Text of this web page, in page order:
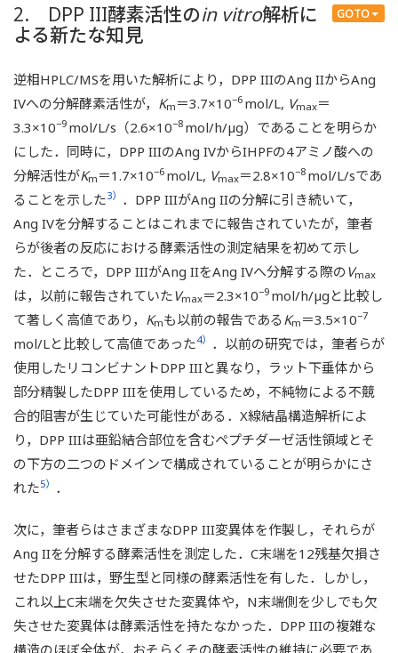
ジオテンシンIVのN末端側2残基の部位を切断し，アンジオ
テンシンIVおよび4残基ペプチドIHPFをそれぞれ生成する
が，アンジオテンシンIおよびIVには昇圧作用はほとんどな
い．
GOTO
2. DPP III酵素活性のin vitro解析に
よる新たな知見
逆相HPLC/MSを用いた解析により，DPP IIIのAng IIからAng
IVへの分解酵素活性が， Km ＝3.7×10−6 mol/L, Vmax＝
3.3×10−9 mol/L/s（2.6×10−8 mol/h/µg）であることを明らか
にした．同時に，DPP IIIのAng IVからIHPFの4アミノ酸への
分解活性がKm ＝1.7×10−6 mol/L, Vmax＝2.8×10−8 mol/L/sであ
ることを示した3） ．DPP IIIがAng IIの分解に引き続いて，
Ang IVを分解することはこれまでに報告されていたが，筆者
らが後者の反応における酵素活性の測定結果を初めて示し
た．ところで，DPP IIIがAng IIをAng IVへ分解する際のVmax
は，以前に報告されていたVmax＝2.3×10−9 mol/h/µgと比較し
て著しく高値であり， Kmも以前の報告である Km ＝3.5×10−7
mol/Lと比較して高値であった4） ．以前の研究では，筆者らが
使用したリコンビナントDPP IIIと異なり，ラット下垂体から
部分精製したDPP IIIを使用しているため，不純物による不競
合的阻害が生じていた可能性がある．X線結晶構造解析によ
り，DPP IIIは亜鉛結合部位を含むペプチダーゼ活性領域とそ
の下方の二つのドメインで構成されていることが明らかにさ
れた5） ．
次に，筆者らはさまざまなDPP III変異体を作製し，それらが
Ang IIを分解する酵素活性を測定した．C末端を12残基欠損さ
せたDPP IIIは，野生型と同様の酵素活性を有した．しかし，
これ以上C末端を欠失させた変異体や，N末端側を少しでも欠
失させた変異体は酵素活性を持たなかった．DPP IIIの複雑な
構造のほぼ全体が，おそらくその酵素活性の維持に必要であ